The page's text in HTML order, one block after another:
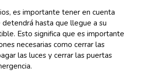
es importante tener en cuenta
hasta que llegue a su
Esto significa que es importante
necesarias como cerrar las
las luces y cerrar las puertas